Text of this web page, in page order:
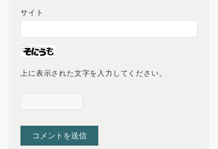
サイト
上に表示された文字を入力してください。